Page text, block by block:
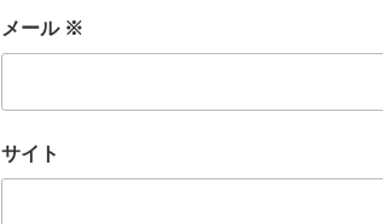
メール ※
サイト